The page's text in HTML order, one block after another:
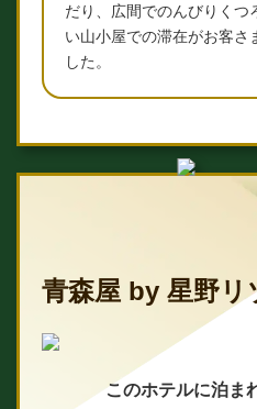
だり、広間でのんびりくつ
い山小屋での滞在がお客さ
した。
青森屋 by 星野リ
このホテルに泊ま